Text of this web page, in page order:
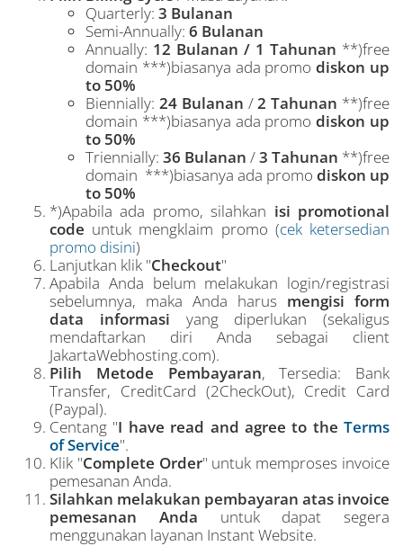
Quarterly: 3 Bulanan
Semi-Annually: 6 Bulanan
Annually: 12 Bulanan / 1 Tahunan **)free
domain ***)biasanya ada promodiskon up
to 50%
Biennially: 24 Bulanan /2 Tahunan **)free
domain ***)biasanya ada promodiskon up
to 50%
Triennially: 36 Bulanan /3 Tahunan **)free
domain ***)biasanya ada promo diskon up
to 50%
*)Apabila ada promo, silahkan isi promotional
code untuk mengklaim promo (cek ketersedian
promo disini)
Lanjutkan klik "Checkout"
Apabila Anda belum melakukan login/registrasi
sebelumnya, maka Anda harus mengisi form
data informasi yang diperlukan (sekaligus
mendaftarkan diri Anda sebagai client
JakartaWebhosting.com).
Pilih Metode Pembayaran, Tersedia: Bank
Transfer, CreditCard (2CheckOut), Credit Card
(Paypal).
Centang "I have read and agree to the Terms
of Service".
Klik "Complete Order" untuk memproses invoice
pemesanan Anda.
Silahkan melakukan pembayaran atas invoice
pemesanan Anda untuk dapat segera
menggunakan layanan Instant Website.